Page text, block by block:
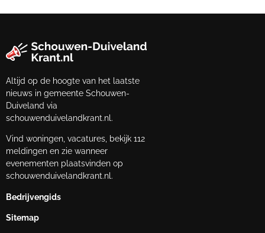
Altijd op de hoogte van het laatste
nieuws in gemeente Schouwen-
Duiveland via
schouwenduivelandkrant.nl.
Vind woningen, vacatures, bekijk 112
meldingen en zie wanneer
evenementen plaatsvinden op
schouwenduivelandkrant.nl.
Bedrijvengids
Sitemap